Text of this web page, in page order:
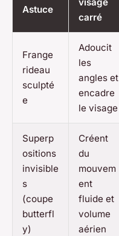
Astuce
visage
carré
Frange
rideau
sculpté
e
Adoucit
les
angles et
encadre
le visage
Superp
ositions
invisible
s
(coupe
butterfl
y)
Créent
du
mouvem
ent
fluide et
volume
aérien